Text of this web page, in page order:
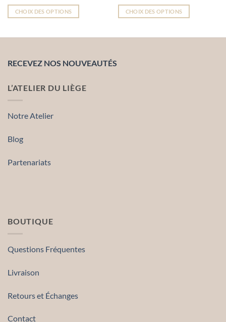
CHOIX DES OPTIONS
variations.
options
choisies
la
du
CHOIX DES OPTIONS
RECEVEZ NOS NOUVEAUTÉS
L’ATELIER DU LIÈGE
Notre Atelier
Blog
Partenariats
BOUTIQUE
Questions Fréquentes
Livraison
Retours et Échanges
Contact